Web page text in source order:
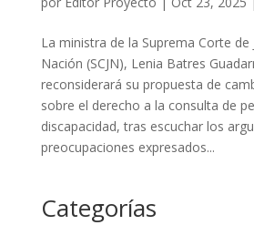
La ministra de la Suprema Corte de
Nación (SCJN), Lenia Batres
reconsiderará su propuesta de
sobre el derecho a la consulta de
discapacidad, tras escuchar los
preocupaciones expresados...
Categorías